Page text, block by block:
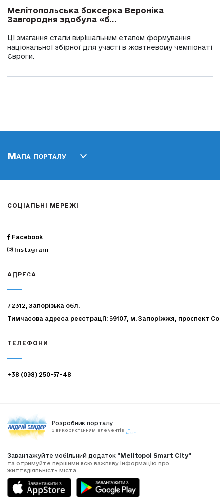
Мелітопольська боксерка Вероніка
Завгородня здобула «б...
Ці змагання стали вирішальним етапом формування
національної збірної для участі в жовтневому чемпіонаті
Європи.
Мапа порталу
СОЦІАЛЬНІ МЕРЕЖІ
Facebook
Instagram
АДРЕСА
72312, Запорізька обл.
Тимчасова адреса реєстрації: 69107, м. Запоріжжя, проспект
ТЕЛЕФОНИ
+38 (098) 250-57-48
Розробник порталу
З використанням елементів
Завантажуйте мобільний додаток "Melitopol Smart City"
та отримуйте першими всю важливу інформацію про
життєдіяльність міста